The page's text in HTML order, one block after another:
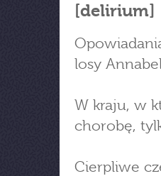
[delirium]
losy
W kraju, w
chorobę,
Cierpliwe